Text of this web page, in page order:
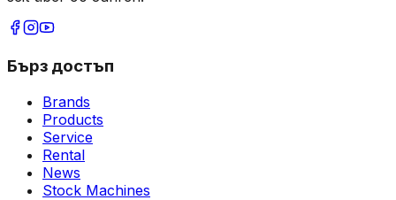
Бърз достъп
Brands
Products
Service
Rental
News
Stock Machines